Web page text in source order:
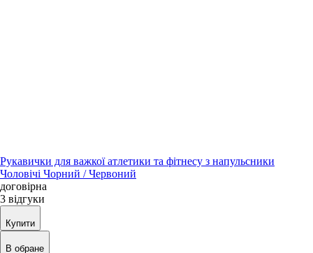
Рукавички для важкої атлетики та фітнесу з напульсники
Чоловічі Чорний / Червоний
договірна
3 відгуки
Купити
В обране